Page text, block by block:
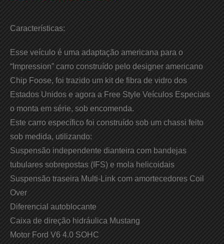
Características:
Esse veículo é uma adaptação americana para o
“Impression” carro construído pelo designer americano
Chip Foose, foi trazido um kit de fibra de vidro dos
Estados Unidos e agora a Free Style Veículos Especiais
o monta em série, sob encomenda.
Este carro específico foi construído sob um chassi feito
sob medida, utilizando:
Suspensão independente dianteira com bandejas
tubulares sobrepostas (IFS) e mola helicoidais
Suspensão traseira Multi-Link com amortecedores Coil
Over
Diferencial autoblocante
Caixa de direção hidráulica Mustang
Motor Ford V6 4.0 SOHC